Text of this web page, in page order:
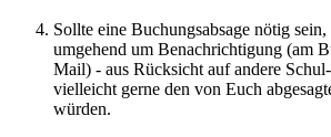
Sollte eine Buchungsabsage nötig
umgehend um Benachrichtigung (am
Mail) - aus Rücksicht auf andere
vielleicht gerne den von Euch
würden.